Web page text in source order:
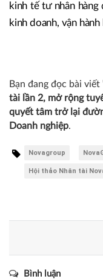
kinh tế tư nhân
kinh doanh, vận
Bạn đang đọc bài viết
tài lần 2, mở rộng
quyết tâm trở lại
Doanh nghiệp.
Novagroup
Hội thảo Nhân tài
Bình luận